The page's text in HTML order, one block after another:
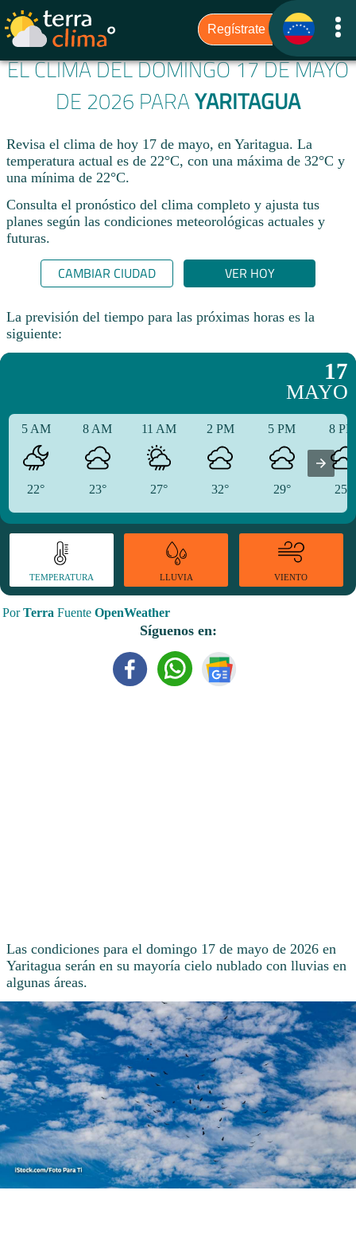
EL CLIMA DEL DOMINGO 17 DE MAYO
DE 2026 PARAYARITAGUA
Revisa el clima de hoy 17 de mayo, en Yaritagua. La
temperatura actual es de 22°C, con una máxima de 32°C y
una mínima de 22°C.​
Consulta el pronóstico del clima completo y ajusta tus
planes según las condiciones meteorológicas actuales y
futuras.
CAMBIAR CIUDAD VER HOY
La previsión del tiempo para las próximas horas es la
siguiente:
17
MAYO
5 AM
22°
8 AM
23°
11 AM
27°
2 PM
32°
5 PM
29°
8
25°
TEMPERATURA LLUVIA VIENTO
PorTerra Fuente OpenWeather
Síguenos en:
Las condiciones para el domingo 17 de mayo de 2026 en
Yaritagua serán en su mayoría cielo nublado con lluvias en
algunas áreas.